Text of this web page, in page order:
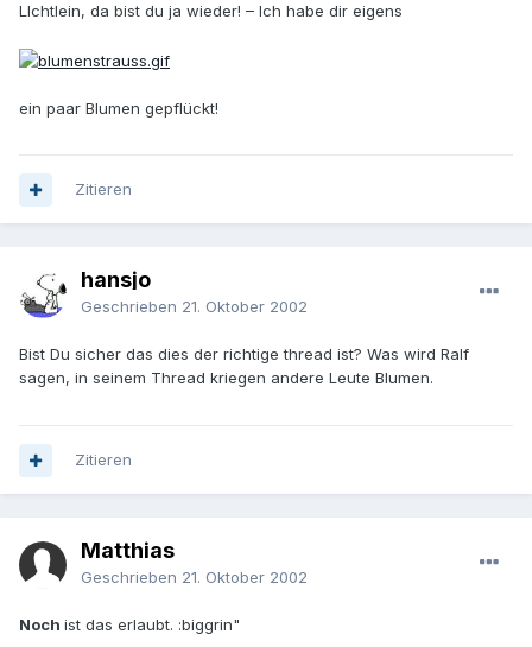
LIchtlein, da bist du ja wieder! – Ich habe dir eigens
ein paar Blumen gepflückt!
Zitieren
hansjo
Geschrieben 21. Oktober 2002
Bist Du sicher das dies der richtige thread ist? Was wird Ralf
sagen, in seinem Thread kriegen andere Leute Blumen.
Zitieren
Matthias
Geschrieben 21. Oktober 2002
Noch ist das erlaubt. :biggrin"